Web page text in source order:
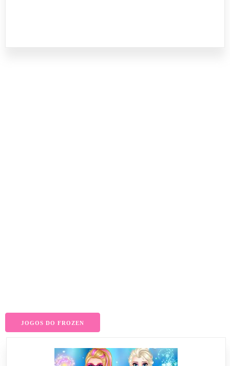
JOGOS DO FROZEN